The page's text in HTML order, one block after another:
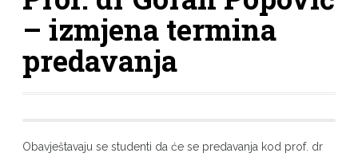
– izmjena termina
predavanja
Obavještavaju se studenti da će se predavanja kod prof. dr